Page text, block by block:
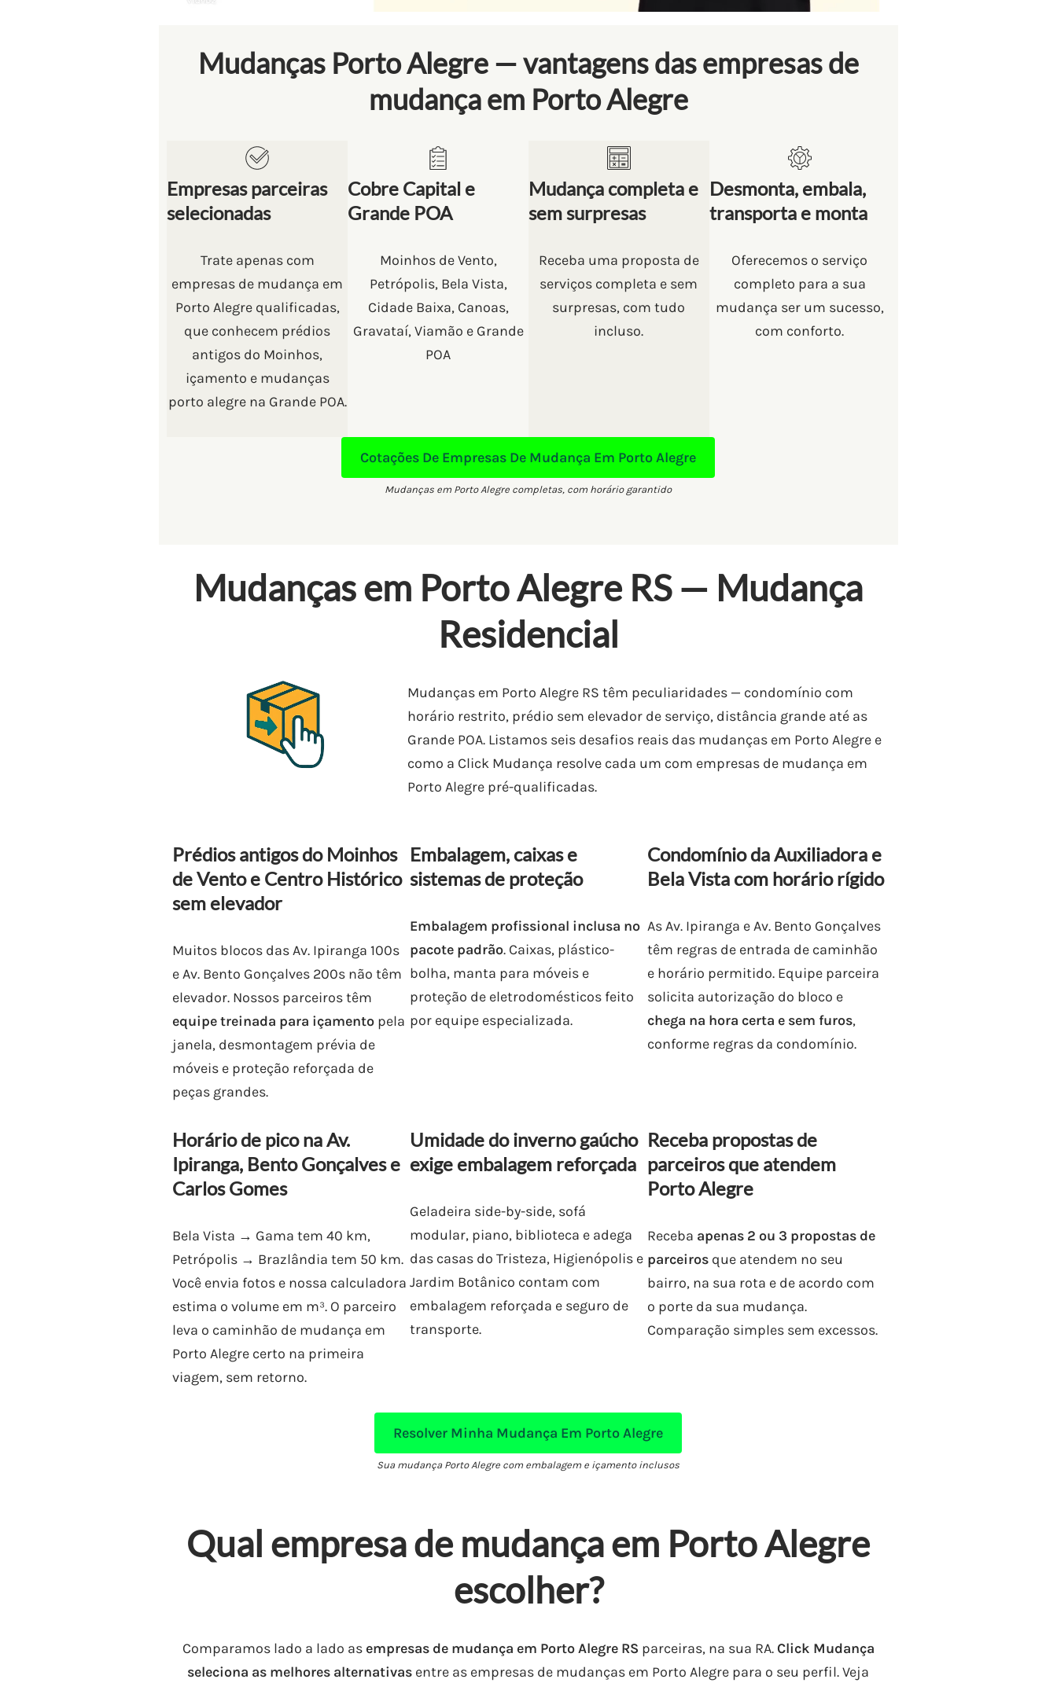
Mudanças Porto Alegre — vantagens das empresas de
mudança em Porto Alegre
Empresas parceiras
selecionadas
Trate apenas com
empresas de mudança em
Porto Alegre qualificadas,
que conhecem prédios
antigos do Moinhos,
içamento e mudanças
porto alegre na Grande POA.
Cobre Capital e
Grande POA
Moinhos de Vento,
Petrópolis, Bela Vista,
Cidade Baixa, Canoas,
Gravataí, Viamão e Grande
POA
Mudança completa e
sem surpresas
Receba uma proposta de
serviços completa e sem
surpresas, com tudo
incluso.
Desmonta, embala,
transporta e monta
Oferecemos o serviço
completo para a sua
mudança ser um sucesso,
com conforto.
Cotações De Empresas De Mudança Em Porto Alegre
Mudanças em Porto Alegre completas, com horário garantido
Mudanças em Porto Alegre RS — Mudança
Residencial
Mudanças em Porto Alegre RS têm peculiaridades — condomínio com
horário restrito, prédio sem elevador de serviço, distância grande até as
Grande POA. Listamos seis desafios reais das mudanças em Porto Alegre e
como a Click Mudança resolve cada um com empresas de mudança em
Porto Alegre pré-qualificadas.
Prédios antigos do Moinhos
de Vento e Centro Histórico
sem elevador
Muitos blocos das Av. Ipiranga 100s
e Av. Bento Gonçalves 200s não têm
elevador. Nossos parceiros têm
equipe treinada para içamento pela
janela, desmontagem prévia de
móveis e proteção reforçada de
peças grandes.
Embalagem, caixas e
sistemas de proteção
Embalagem profissional inclusa no
pacote padrão. Caixas, plástico-
bolha, manta para móveis e
proteção de eletrodomésticos feito
por equipe especializada.
Condomínio da Auxiliadora e
Bela Vista com horário rígido
As Av. Ipiranga e Av. Bento Gonçalves
têm regras de entrada de caminhão
e horário permitido. Equipe parceira
solicita autorização do bloco e
chega na hora certa e sem furos,
conforme regras da condomínio.
Horário de pico na Av.
Ipiranga, Bento Gonçalves e
Carlos Gomes
Bela Vista → Gama tem 40 km,
Petrópolis → Brazlândia tem 50 km.
Você envia fotos e nossa calculadora
estima o volume em m³. O parceiro
leva o caminhão de mudança em
Porto Alegre certo na primeira
viagem, sem retorno.
Umidade do inverno gaúcho
exige embalagem reforçada
Geladeira side-by-side, sofá
modular, piano, biblioteca e adega
das casas do Tristeza, Higienópolis e
Jardim Botânico contam com
embalagem reforçada e seguro de
transporte.
Receba propostas de
parceiros que atendem
Porto Alegre
Receba apenas 2 ou 3 propostas de
parceiros que atendem no seu
bairro, na sua rota e de acordo com
o porte da sua mudança.
Comparação simples sem excessos.
Resolver Minha Mudança Em Porto Alegre
Sua mudança Porto Alegre com embalagem e içamento inclusos
Qual empresa de mudança em Porto Alegre
escolher?
Comparamos lado a lado as empresas de mudança em Porto Alegre RS parceiras, na sua RA. Click Mudança
seleciona as melhores alternativas entre as empresas de mudanças em Porto Alegre para o seu perfil. Veja